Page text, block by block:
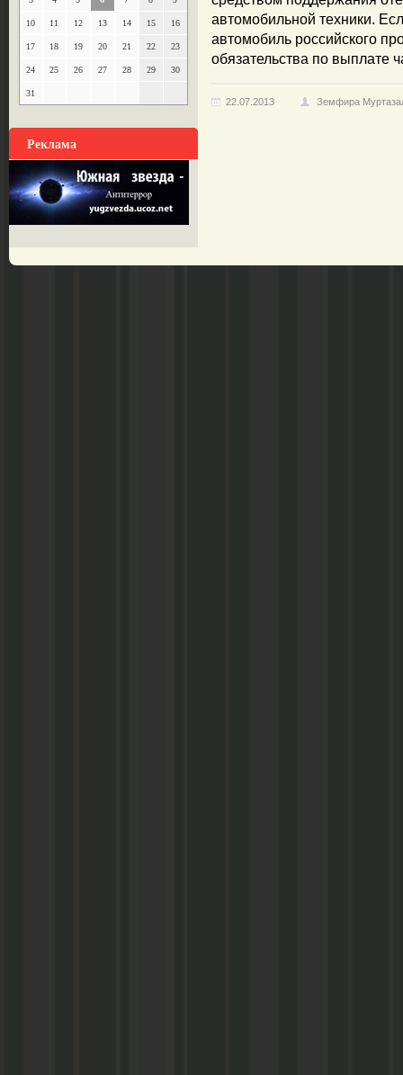
10 11 12 13 14 15 16
17 18 19 20 21 22 23
24 25 26 27 28 29 30
31
Реклама
автомобильной техники.
автомобиль российского
обязательства по выплате
22.07.2013 Земфира